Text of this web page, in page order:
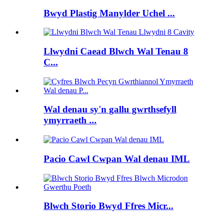
Bwyd Plastig Manylder Uchel ...
Llwydni Caead Blwch Wal Tenau 8
C...
Wal denau sy'n gallu gwrthsefyll
ymyrraeth ...
Pacio Cawl Cwpan Wal denau IML
Blwch Storio Bwyd Ffres Micr...